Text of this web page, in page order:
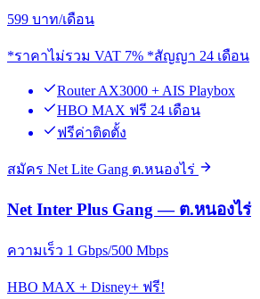
599 บาท/เดือน
*ราคาไม่รวม VAT 7% *สัญญา 24 เดือน
Router AX3000 + AIS Playbox
HBO MAX ฟรี 24 เดือน
ฟรีค่าติดตั้ง
สมัคร Net Lite Gang ต.หนองไร่
Net Inter Plus Gang — ต.หนองไร่
ความเร็ว 1 Gbps/500 Mbps
HBO MAX + Disney+ ฟรี!